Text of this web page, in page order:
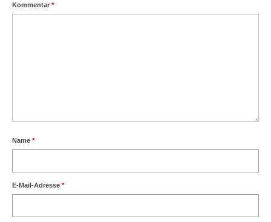
Kommentar *
Name *
E-Mail-Adresse *